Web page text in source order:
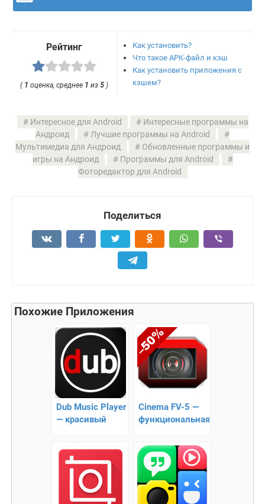
Рейтинг
( 1 оценка, среднее 1 из5 )
Как установить?
Что такое APK-файл и кэш
Как установить приложения с
кэшем?
Интересное для Android
Интересные программы на
Андроид
Лучшие программы на Android
Мультимедиа для Андроид
Обновленные программы и
игры на Андроид
Программы для Android
Фоторедактор для Android
Поделиться
Похожие Приложения
Dub Music Player
— красивый
Cinema FV-5 —
функциональная